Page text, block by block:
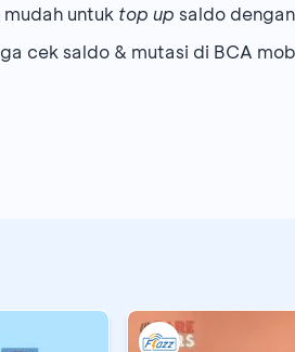
untuk top up saldo
cek saldo & mutasi di BCA